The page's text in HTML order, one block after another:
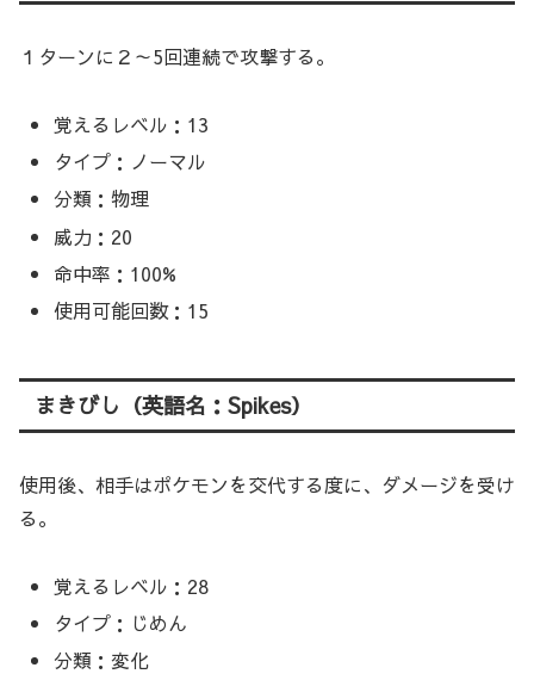
１ターンに２～5回連続で攻撃する。
覚えるレベル：13
タイプ：ノーマル
分類：物理
威力：20
命中率：100%
使用可能回数：15
まきびし（英語名：Spikes）
使用後、相手はポケモンを交代する度に、ダメージを受け
る。
覚えるレベル：28
タイプ：じめん
分類：変化